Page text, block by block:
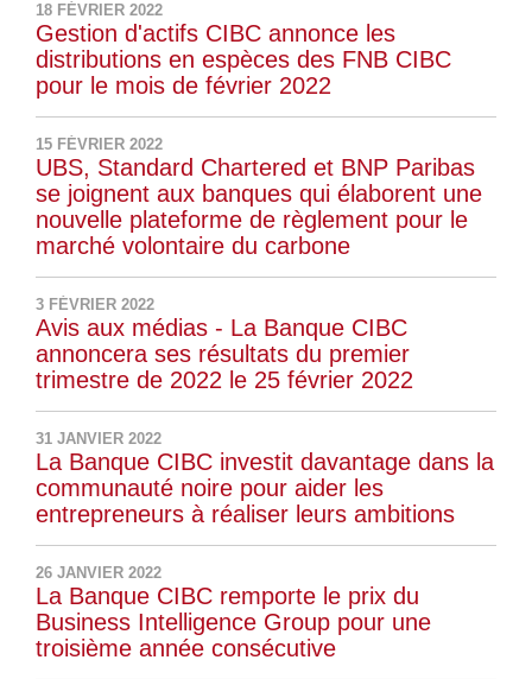
18 FÉVRIER 2022
Gestion d'actifs CIBC annonce les
distributions en espèces des FNB CIBC
pour le mois de février 2022
15 FÉVRIER 2022
UBS, Standard Chartered et BNP Paribas
se joignent aux banques qui élaborent une
nouvelle plateforme de règlement pour le
marché volontaire du carbone
3 FÉVRIER 2022
Avis aux médias - La Banque CIBC
annoncera ses résultats du premier
trimestre de 2022 le 25 février 2022
31 JANVIER 2022
La Banque CIBC investit davantage dans la
communauté noire pour aider les
entrepreneurs à réaliser leurs ambitions
26 JANVIER 2022
La Banque CIBC remporte le prix du
Business Intelligence Group pour une
troisième année consécutive